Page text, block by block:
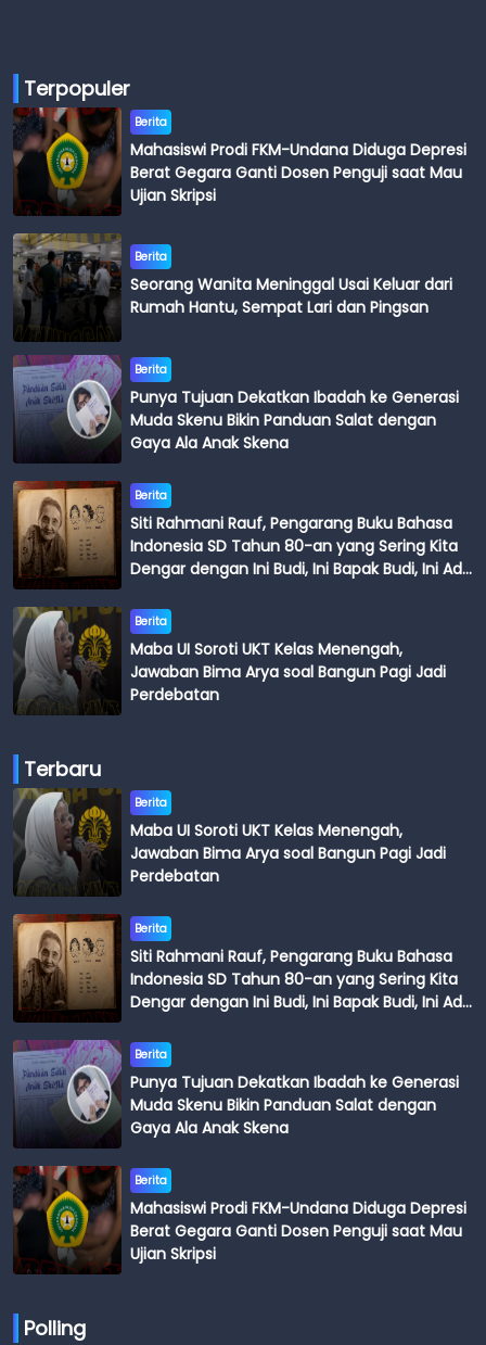
Terpopuler
Berita
Mahasiswi Prodi FKM-Undana Diduga Depresi
Berat Gegara Ganti Dosen Penguji saat Mau
Ujian Skripsi
Berita
Seorang Wanita Meninggal Usai Keluar dari
Rumah Hantu, Sempat Lari dan Pingsan
Berita
Punya Tujuan Dekatkan Ibadah ke Generasi
Muda Skenu Bikin Panduan Salat dengan
Gaya Ala Anak Skena
Berita
Siti Rahmani Rauf, Pengarang Buku Bahasa
Indonesia SD Tahun 80-an yang Sering Kita
Dengar dengan Ini Budi, Ini Bapak Budi, Ini Adik
Berita
Maba UI Soroti UKT Kelas Menengah,
Jawaban Bima Arya soal Bangun Pagi Jadi
Perdebatan
Terbaru
Berita
Maba UI Soroti UKT Kelas Menengah,
Jawaban Bima Arya soal Bangun Pagi Jadi
Perdebatan
Berita
Siti Rahmani Rauf, Pengarang Buku Bahasa
Indonesia SD Tahun 80-an yang Sering Kita
Dengar dengan Ini Budi, Ini Bapak Budi, Ini Adik
Berita
Punya Tujuan Dekatkan Ibadah ke Generasi
Muda Skenu Bikin Panduan Salat dengan
Gaya Ala Anak Skena
Berita
Mahasiswi Prodi FKM-Undana Diduga Depresi
Berat Gegara Ganti Dosen Penguji saat Mau
Ujian Skripsi
Polling